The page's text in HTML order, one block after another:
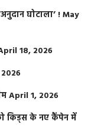
घोटाला’ !May
18, 2026
April 1, 2026
किड्स के नए कैंपेन में